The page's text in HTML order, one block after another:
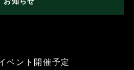
ベント開催予定